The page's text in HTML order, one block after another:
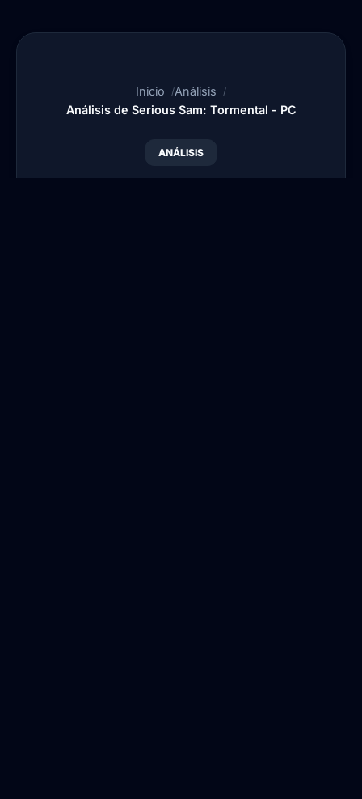
Inicio
Análisis
Análisis de Serious Sam: Tormental - PC
ANÁLISIS